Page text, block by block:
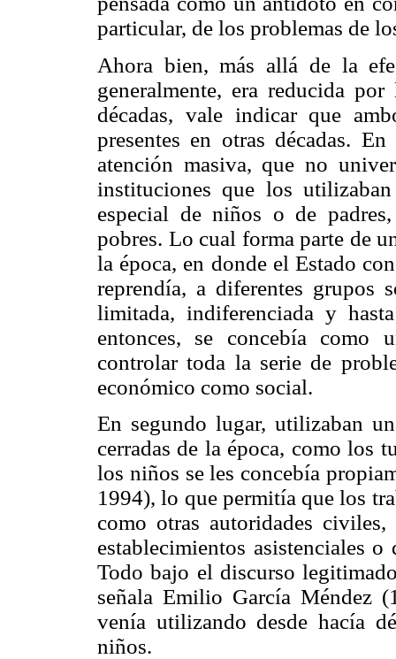
particular, de los problemas de
Ahora bien, más allá de la
generalmente, era reducida
décadas, vale indicar que
presentes en otras décadas.
atención masiva, que no
instituciones que los
especial de niños o de
pobres. Lo cual forma parte de
la época, en donde el Estado
reprendía, a diferentes grupos
limitada, indiferenciada y
entonces, se concebía como
controlar toda la serie de
económico como social.
En segundo lugar, utilizaban
cerradas de la época, como los
los niños se les concebía
1994), lo que permitía que los
como otras autoridades
establecimientos asistenciales
Todo bajo el discurso
señala Emilio García Méndez
venía utilizando desde hacía
niños.